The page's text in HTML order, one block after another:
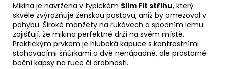
Mikina je navržena v typickém Slim Fit střihu, který
skvěle zvýrazňuje ženskou postavu, aniž by omezoval v
pohybu. Široké manžety na rukávech a spodním lemu
zajišťují, že mikina perfektně drží na svém místě.
Praktickým prvkem je hluboká kapuce s kontrastními
stahovacími šňůrkami a dvě nenápadné, ale prostorné
boční kapsy na ruce či drobnosti.